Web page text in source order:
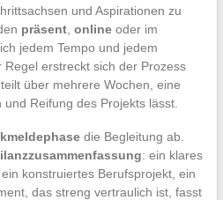
und Aspirationen zu
präsent, onlineoder im
jedem Tempo und jedem
erstreckt sich der Prozess
über mehrere Wochen, eine
Reifung des Projekts lässt.
die Begleitung ab.
: ein klares
konstruiertes Berufsprojekt, ein
das streng vertraulich ist, fasst